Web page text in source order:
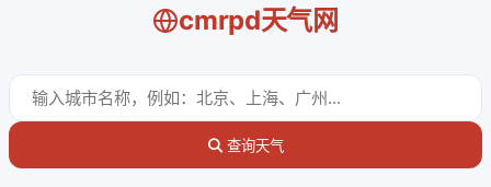
cmrpd天气网
查询天气